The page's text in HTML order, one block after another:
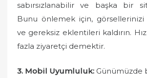
sabırsızlanabilir ve başka bir
Bunu önlemek için,
ve gereksiz eklentileri kaldırın.
fazla ziyaretçi demektir.
3. Mobil Uyumluluk: Günümüzde